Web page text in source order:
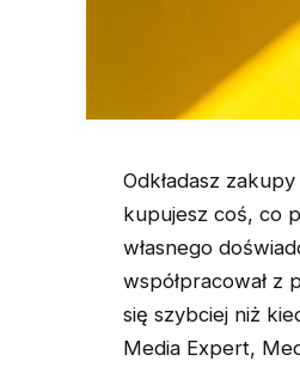
Odkładasz
kupujesz coś, co
własnego
współpracował
się szybciej niż
Media Expert,